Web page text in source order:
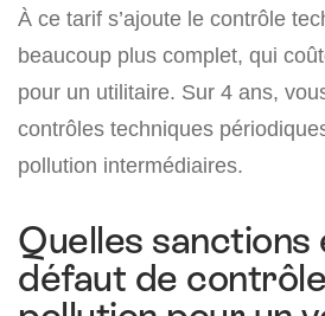
À ce tarif s’ajoute le contrôle
beaucoup plus complet, qui
pour un utilitaire. Sur 4 ans,
contrôles techniques
pollution intermédiaires.
Quelles sanctions
défaut de